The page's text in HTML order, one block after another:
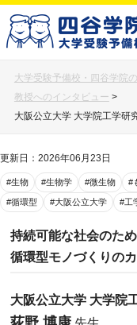
大学受験予備校・四谷学院
教授へのインタビュー >
大阪公立大学 大学院工学研
更新日：2026年06月23日
#生物 #生物学 #微生物 #
#循環型 #大阪公立大学 #工
持続可能な社会のた
循環型モノづくりの
大阪公立大学 大学院